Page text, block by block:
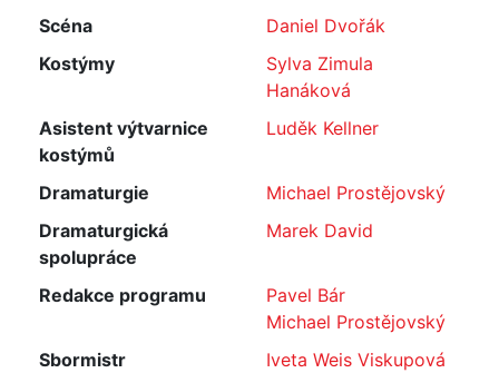
Scéna
Daniel Dvořák
Kostýmy
Sylva Zimula
Hanáková
Asistent výtvarnice
kostýmů
Luděk Kellner
Dramaturgie
Michael Prostějovský
Dramaturgická
spolupráce
Marek David
Redakce programu
Pavel Bár
Michael Prostějovský
Sbormistr
Iveta Weis Viskupová